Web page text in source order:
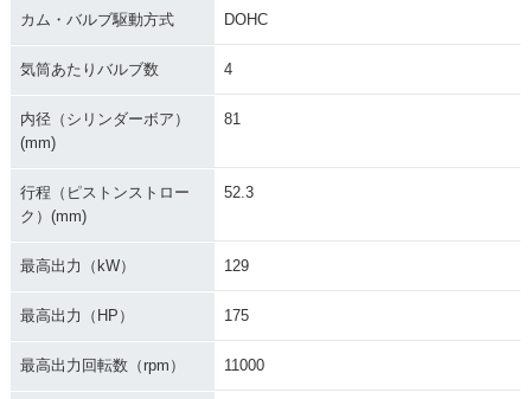
カム・バルブ駆動方式 DOHC
気筒あたりバルブ数 4
内径（シリンダーボア）
(mm)
81
行程（ピストンストロー
ク）(mm)
52.3
最高出力（kW） 129
最高出力（HP） 175
最高出力回転数（rpm） 11000